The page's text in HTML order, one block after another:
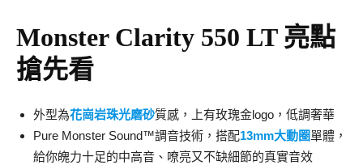
Monster Clarity 550 LT亮點
搶先看
外型為花崗岩珠光磨砂質感，上有玫瑰金logo，低調奢華
Pure Monster Sound™調音技術，搭配13mm大動圈 單體，
給你魄力十足的中高音、嘹亮又不缺細節的真實音效